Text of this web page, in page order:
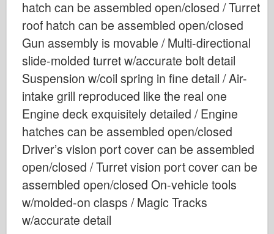
Τρομπετίστας
Zvezda
Άλμπουμ- Φωτογραφίες
Περπατήστε γύρω
Βιβλία
Dvd
Επαφή
le Εφημερίδα
Τα Κιτ
hatch can be assembled open/closed / Turret
roof hatch can be assembled open/closed
Gun assembly is movable / Multi-directional
slide-molded turret w/accurate bolt detail
Suspension w/coil spring in fine detail / Air-
intake grill reproduced like the real one
Engine deck exquisitely detailed / Engine
hatches can be assembled open/closed
Driver’s vision port cover can be assembled
open/closed / Turret vision port cover can be
assembled open/closed On-vehicle tools
w/molded-on clasps / Magic Tracks
w/accurate detail